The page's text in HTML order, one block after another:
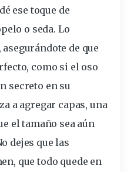
ese toque de
o seda. Lo
de que
como si el oso
secreto en su
a agregar capas, una
el tamaño sea aún
dejes que las
que todo quede en